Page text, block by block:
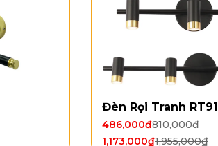
Đèn Rọi Tranh RT91
810,000₫
486,000₫
1,955,000₫
1,173,000₫